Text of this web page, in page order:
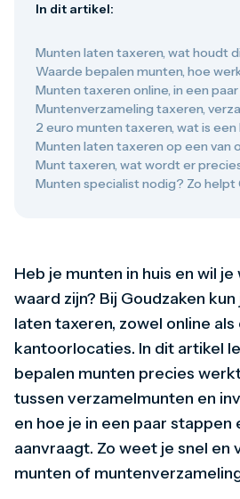
Gouden verzamelmunten
1 gram
2,5 gram
5 gram
10 gram
20 gram
50 gram
500 gram
1 troy ounce
American Eagle
Britannia
Heraeus
Kangaroo
Maple Leaf
Noah's Ark
Philharmoniker
Valcambi
In dit artikel:
Munten laten taxeren, wat houdt
Waarde bepalen munten, hoe
Goudzaken?
Munten taxeren online, in een
stappen
Muntenverzameling taxeren,
investeringsmunten
2 euro munten taxeren, wat is
waard?
Munten laten taxeren op een van
Munt taxeren, wat wordt er
Munten specialist nodig? Zo helpt
Heb je munten in huis en wil
waard zijn? Bij Goudzaken
laten taxeren, zowel online als
kantoorlocaties. In dit artikel
bepalen munten precies
tussen verzamelmunten en
en hoe je in een paar stappen
aanvraagt. Zo weet je snel en
munten of